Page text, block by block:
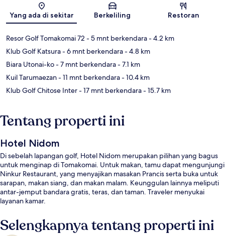
Peta
Yang ada di sekitar Berkeliling Restoran
Resor Golf Tomakomai 72 - 5 mnt berkendara- 4.2 km
Klub Golf Katsura- 6 mnt berkendara- 4.8 km
Biara Utonai-ko- 7 mnt berkendara- 7.1 km
Kuil Tarumaezan- 11 mnt berkendara- 10.4 km
Klub Golf Chitose Inter- 17 mnt berkendara- 15.7 km
Tentang properti ini
Hotel Nidom
Di sebelah lapangan golf, Hotel Nidom merupakan pilihan yang bagus
untuk menginap di Tomakomai. Untuk makan, tamu dapat mengunjungi
Ninkur Restaurant, yang menyajikan masakan Prancis serta buka untuk
sarapan, makan siang, dan makan malam. Keunggulan lainnya meliputi
antar-jemput bandara gratis, teras, dan taman. Traveler menyukai
layanan kamar.
Selengkapnya tentang properti ini